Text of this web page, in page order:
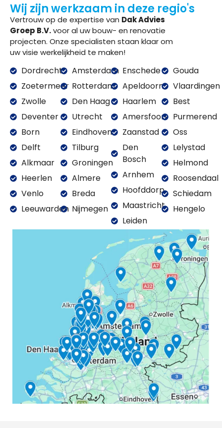
Wij zijn werkzaam in deze regio's
Vertrouw op de expertise van Dak Advies
Groep B.V.voor al uw bouw- en renovatie
projecten. Onze specialisten staan klaar om
uw visie werkelijkheid te maken!
Dordrecht
Zoetermeer
Zwolle
Deventer
Born
Delft
Alkmaar
Heerlen
Venlo
Leeuwarden
Amsterdam
Rotterdam
Den Haag
Utrecht
Eindhoven
Tilburg
Groningen
Almere
Breda
Nijmegen
Enschede
Apeldoorn
Haarlem
Amersfoort
Zaanstad
Den
Bosch
Arnhem
Hoofddorp
Maastricht
Leiden
Gouda
Vlaardingen
Best
Purmerend
Oss
Lelystad
Helmond
Roosendaal
Schiedam
Hengelo